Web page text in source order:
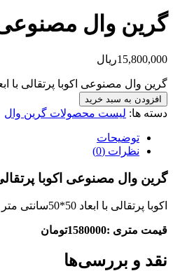
گرین وال مصنوعی اکوبا
15,800,000ریال
گرین وال مصنوعی اکوبا پرتقالی با ابعاد50*50سانتی متر
افزودن به سبد خرید
دسته ها: لیست محصولات گرین وال
توضیحات
نظرات (0)
گرین وال مصنوعی اکوبا
اکوبا پرتقالی با ابعاد 50*50سانتی متر
قیمت متری :1580000تومان
نقد و بررسی‌ها